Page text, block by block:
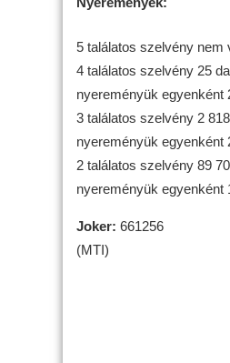
5 találatos szelvény nem
4 találatos szelvény 25
nyereményük egyenként
3 találatos szelvény 2
nyereményük egyenként
2 találatos szelvény 89
nyereményük egyenként
Joker: 661256
(MTI)